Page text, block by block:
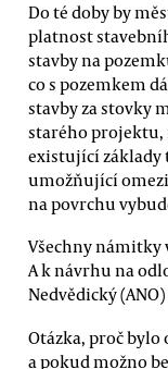
Do té doby by
platnost
stavby na
co s pozemkem
stavby za stovky
starého projektu,
existující základy
umožňující
na povrchu
Všechny námitky
A k návrhu na
Nedvědický
Otázka, proč
a pokud možno